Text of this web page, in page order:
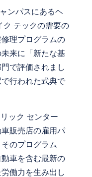
ンパスにあるヘ
ク テックの需要の
理プログラムの
来に「新たな基
で評価されまし
行われた式典で
ック センター
販売店の雇用パ
のプログラム
車を含む最新の
働力を生み出し